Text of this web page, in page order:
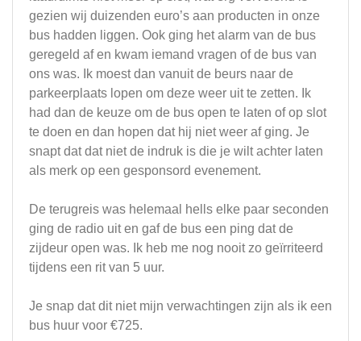
gezien wij duizenden euro’s aan producten in onze
bus hadden liggen. Ook ging het alarm van de bus
geregeld af en kwam iemand vragen of de bus van
ons was. Ik moest dan vanuit de beurs naar de
parkeerplaats lopen om deze weer uit te zetten. Ik
had dan de keuze om de bus open te laten of op slot
te doen en dan hopen dat hij niet weer af ging. Je
snapt dat dat niet de indruk is die je wilt achter laten
als merk op een gesponsord evenement.
De terugreis was helemaal hells elke paar seconden
ging de radio uit en gaf de bus een ping dat de
zijdeur open was. Ik heb me nog nooit zo geïrriteerd
tijdens een rit van 5 uur.
Je snap dat dit niet mijn verwachtingen zijn als ik een
bus huur voor €725.